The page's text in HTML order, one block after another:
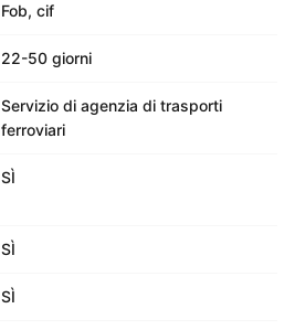
Fob, cif
22-50 giorni
Servizio di agenzia di trasporti
ferroviari
SÌ
SÌ
SÌ